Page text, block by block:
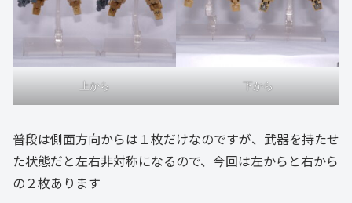
上から 下から
普段は側面方向からは１枚だけなのですが、武器を持たせ
た状態だと左右非対称になるので、今回は左からと右から
の２枚あります